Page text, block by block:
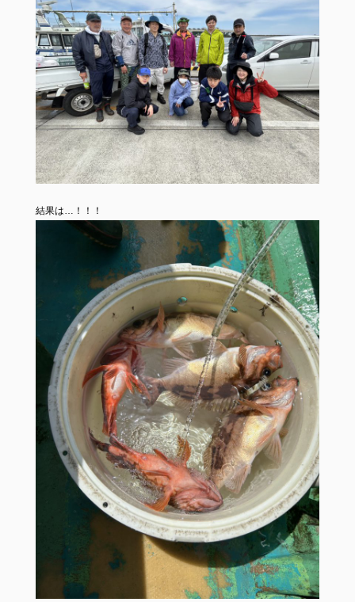
結果は…！！！